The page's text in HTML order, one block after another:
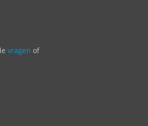
vragen of